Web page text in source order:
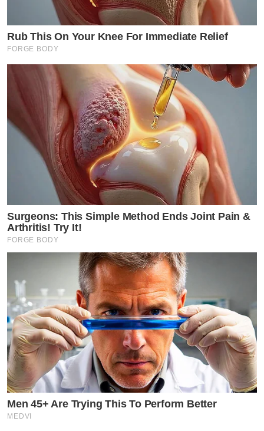
Rub This On Your Knee For Immediate Relief
FORGE BODY
Surgeons: This Simple Method Ends Joint Pain &
Arthritis! Try It!
FORGE BODY
Men 45+ Are Trying This To Perform Better
MEDVI